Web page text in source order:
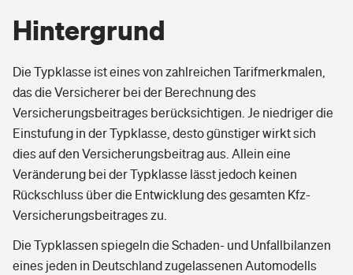
Hintergrund
Die Typklasse ist eines von zahlreichen Tarifmerkmalen,
das die Versicherer bei der Berechnung des
Versicherungsbeitrages berücksichtigen. Je niedriger die
Einstufung in der Typklasse, desto günstiger wirkt sich
dies auf den Versicherungsbeitrag aus. Allein eine
Veränderung bei der Typklasse lässt jedoch keinen
Rückschluss über die Entwicklung des gesamten Kfz-
Versicherungsbeitrages zu.
Die Typklassen spiegeln die Schaden- und Unfallbilanzen
eines jeden in Deutschland zugelassenen Automodells